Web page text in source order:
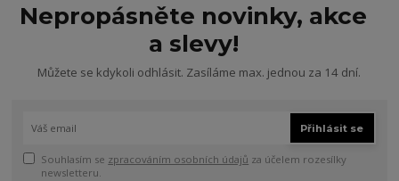
Nepropásněte novinky, akce
a slevy!
Můžete se kdykoli odhlásit. Zasíláme max. jednou za 14 dní.
Přihlásit se
Souhlasím se zpracováním osobních údajů za účelem rozesílky
newsletteru.